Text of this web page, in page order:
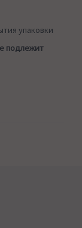
упаковки
подлежит